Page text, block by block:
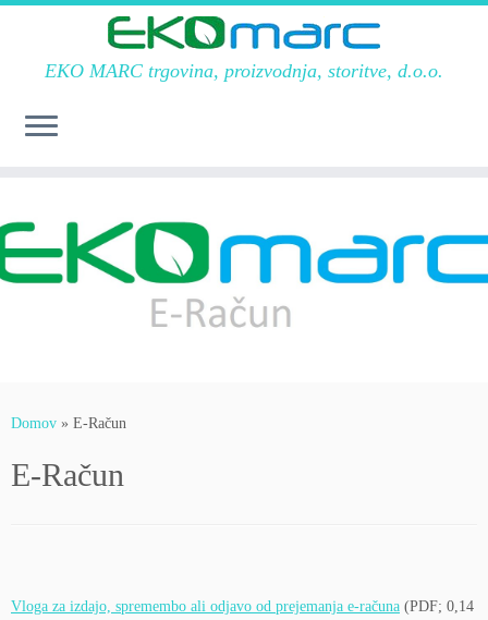
vsebino
EKO MARC trgovina, proizvodnja, storitve, d.o.o.
Domov » E-Račun
E-Račun
Vloga za izdajo, spremembo ali odjavo od prejemanja e-računa (PDF; 0,14